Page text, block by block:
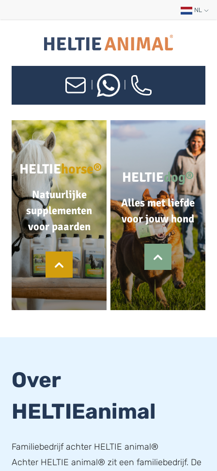
NL
HELTIEhorse®
Natuurlijke
supplementen
voor paarden
HELTIEdog®
Alles met liefde
voor jouw hond
Over
HELTIEanimal
Familiebedrijf achter HELTIE animal®
Achter HELTIE animal® zit een familiebedrijf. De